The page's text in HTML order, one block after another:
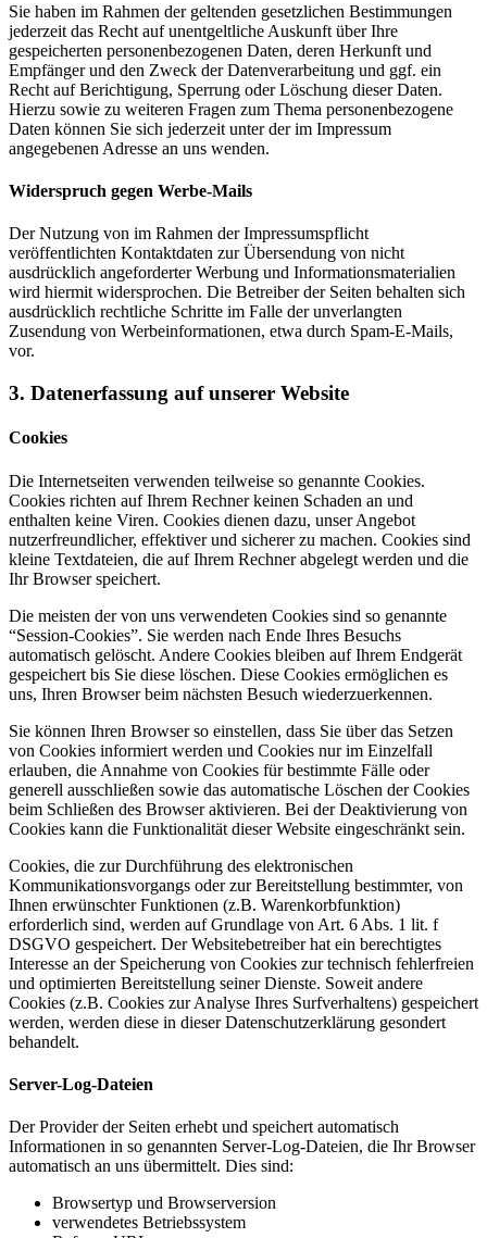
Sie haben im Rahmen der geltenden gesetzlichen Bestimmungen
jederzeit das Recht auf unentgeltliche Auskunft über Ihre
gespeicherten personenbezogenen Daten, deren Herkunft und
Empfänger und den Zweck der Datenverarbeitung und ggf. ein
Recht auf Berichtigung, Sperrung oder Löschung dieser Daten.
Hierzu sowie zu weiteren Fragen zum Thema personenbezogene
Daten können Sie sich jederzeit unter der im Impressum
angegebenen Adresse an uns wenden.
Widerspruch gegen Werbe-Mails
Der Nutzung von im Rahmen der Impressumspflicht
veröffentlichten Kontaktdaten zur Übersendung von nicht
ausdrücklich angeforderter Werbung und Informationsmaterialien
wird hiermit widersprochen. Die Betreiber der Seiten behalten sich
ausdrücklich rechtliche Schritte im Falle der unverlangten
Zusendung von Werbeinformationen, etwa durch Spam-E-Mails,
vor.
3. Datenerfassung auf unserer Website
Cookies
Die Internetseiten verwenden teilweise so genannte Cookies.
Cookies richten auf Ihrem Rechner keinen Schaden an und
enthalten keine Viren. Cookies dienen dazu, unser Angebot
nutzerfreundlicher, effektiver und sicherer zu machen. Cookies sind
kleine Textdateien, die auf Ihrem Rechner abgelegt werden und die
Ihr Browser speichert.
Die meisten der von uns verwendeten Cookies sind so genannte
“Session-Cookies”. Sie werden nach Ende Ihres Besuchs
automatisch gelöscht. Andere Cookies bleiben auf Ihrem Endgerät
gespeichert bis Sie diese löschen. Diese Cookies ermöglichen es
uns, Ihren Browser beim nächsten Besuch wiederzuerkennen.
Sie können Ihren Browser so einstellen, dass Sie über das Setzen
von Cookies informiert werden und Cookies nur im Einzelfall
erlauben, die Annahme von Cookies für bestimmte Fälle oder
generell ausschließen sowie das automatische Löschen der Cookies
beim Schließen des Browser aktivieren. Bei der Deaktivierung von
Cookies kann die Funktionalität dieser Website eingeschränkt sein.
Cookies, die zur Durchführung des elektronischen
Kommunikationsvorgangs oder zur Bereitstellung bestimmter, von
Ihnen erwünschter Funktionen (z.B. Warenkorbfunktion)
erforderlich sind, werden auf Grundlage von Art. 6 Abs. 1 lit. f
DSGVO gespeichert. Der Websitebetreiber hat ein berechtigtes
Interesse an der Speicherung von Cookies zur technisch fehlerfreien
und optimierten Bereitstellung seiner Dienste. Soweit andere
Cookies (z.B. Cookies zur Analyse Ihres Surfverhaltens) gespeichert
werden, werden diese in dieser Datenschutzerklärung gesondert
behandelt.
Server-Log-Dateien
Der Provider der Seiten erhebt und speichert automatisch
Informationen in so genannten Server-Log-Dateien, die Ihr Browser
automatisch an uns übermittelt. Dies sind:
Browsertyp und Browserversion
verwendetes Betriebssystem